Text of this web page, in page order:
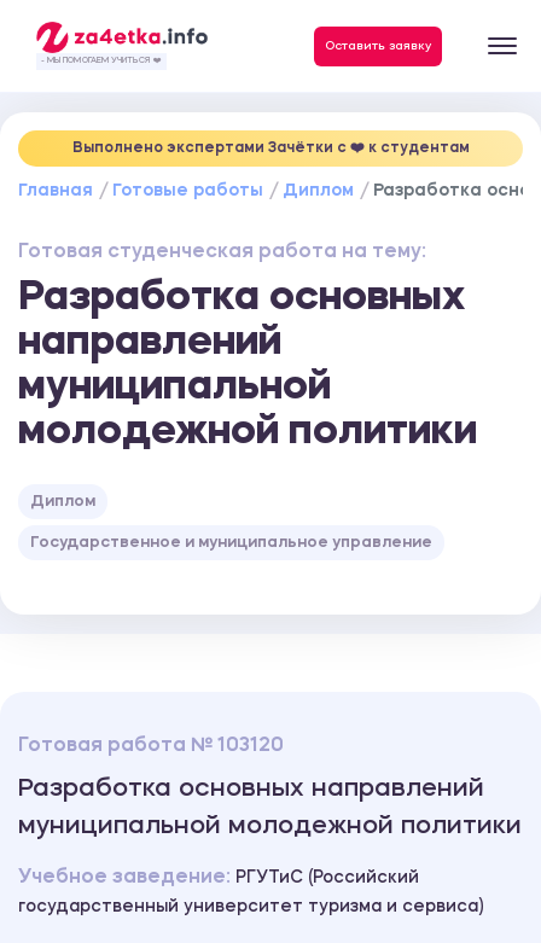
- МЫ ПОМОГАЕМ УЧИТЬСЯ ❤️
Оставить заявку
Выполнено экспертами Зачётки c ❤️ к студентам
Главная Готовые работы Диплом Разработка
Готовая студенческая работа на тему:
Разработка основных
направлений
муниципальной
молодежной политики
Диплом
Государственное и муниципальное управление
Готовая работа № 103120
Разработка основных направлений
муниципальной молодежной политики
Учебное заведение: РГУТиС (Российский
государственный университет туризма и сервиса)